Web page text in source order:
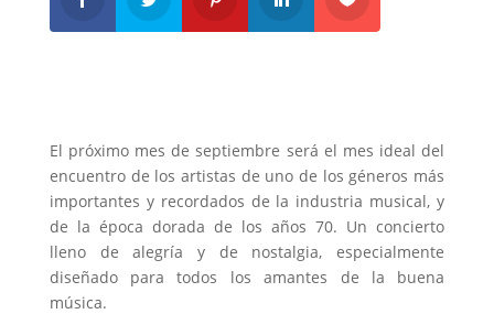
El próximo mes de septiembre será el mes ideal del
encuentro de los artistas de uno de los géneros más
importantes y recordados de la industria musical, y
de la época dorada de los años 70. Un concierto
lleno de alegría y de nostalgia, especialmente
diseñado para todos los amantes de la buena
música.